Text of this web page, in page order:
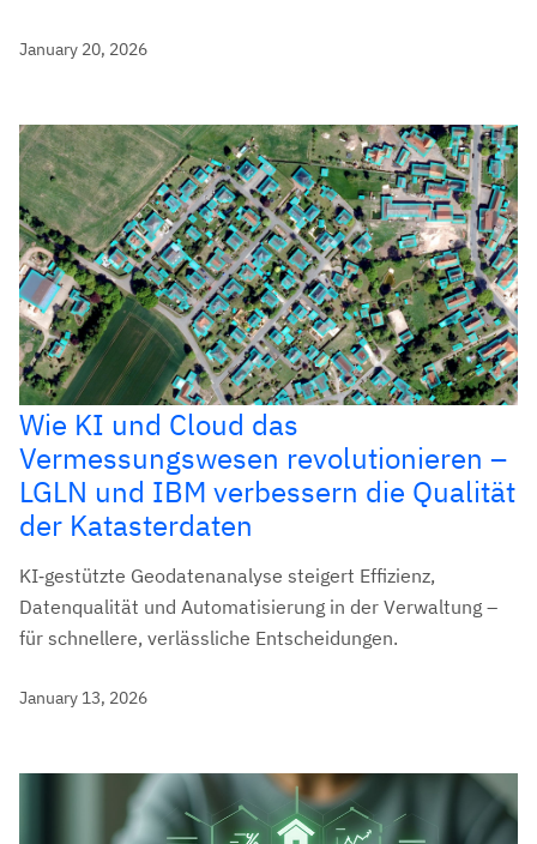
January 20, 2026
Wie KI und Cloud das
Vermessungswesen revolutionieren –
LGLN und IBM verbessern die Qualität
der Katasterdaten
KI‑gestützte Geodatenanalyse steigert Effizienz,
Datenqualität und Automatisierung in der Verwaltung –
für schnellere, verlässliche Entscheidungen.
January 13, 2026